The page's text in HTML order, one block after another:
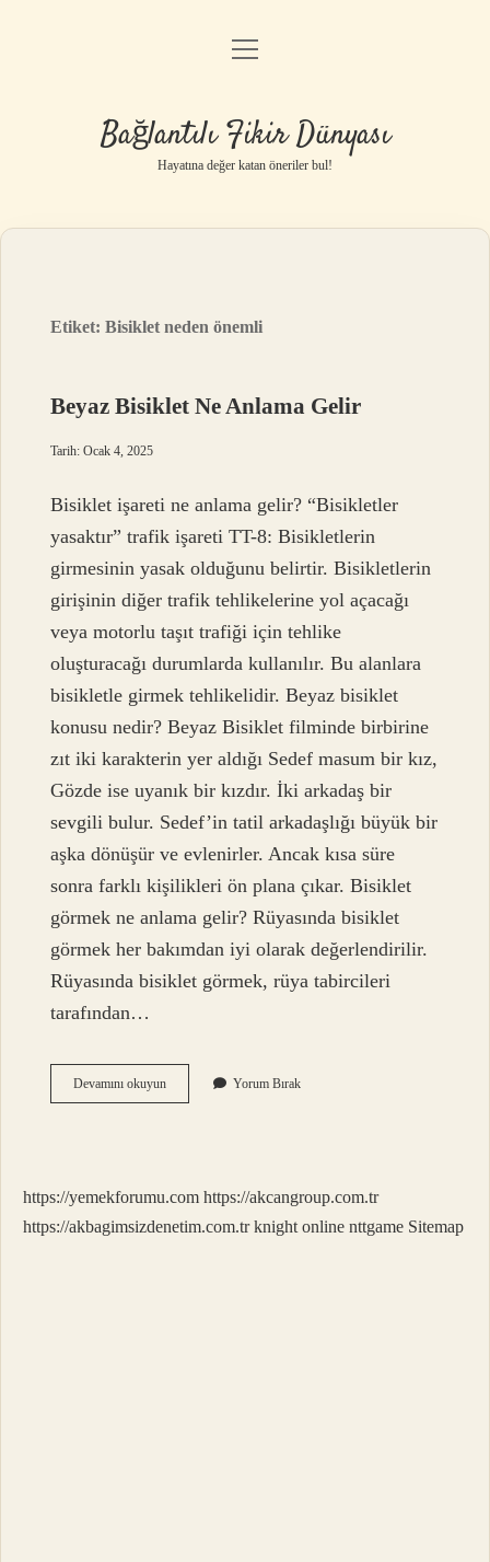
Anasayfa
Yasal Uyarı
menüyü
Bağlantılı Fikir Dünyası
Hayatına değer katan öneriler bul!
Etiket:Bisiklet neden önemli
Beyaz Bisiklet Ne Anlama Gelir
Tarih: Ocak 4, 2025
Bisiklet işareti ne anlama gelir? “Bisikletler
yasaktır” trafik işareti TT-8: Bisikletlerin
girmesinin yasak olduğunu belirtir. Bisikletlerin
girişinin diğer trafik tehlikelerine yol açacağı
veya motorlu taşıt trafiği için tehlike
oluşturacağı durumlarda kullanılır. Bu alanlara
bisikletle girmek tehlikelidir. Beyaz bisiklet
konusu nedir? Beyaz Bisiklet filminde birbirine
zıt iki karakterin yer aldığı Sedef masum bir kız,
Gözde ise uyanık bir kızdır. İki arkadaş bir
sevgili bulur. Sedef’in tatil arkadaşlığı büyük bir
aşka dönüşür ve evlenirler. Ancak kısa süre
sonra farklı kişilikleri ön plana çıkar. Bisiklet
görmek ne anlama gelir? Rüyasında bisiklet
görmek her bakımdan iyi olarak değerlendirilir.
Rüyasında bisiklet görmek, rüya tabircileri
tarafından…
Devamını okuyunBeyaz
Bisiklet
Yorum Bırak
https://yemekforumu.com https://akcangroup.com.tr
https://akbagimsizdenetim.com.tr knight online nttgame Sitemap